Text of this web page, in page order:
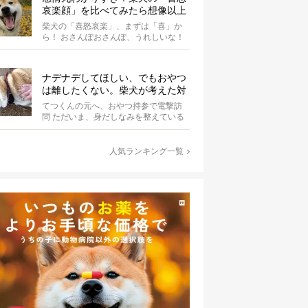
哀楽顔」を比べてみたら想像以上
だった
柴犬の「喜怒哀楽」、まずは「喜」か
ら！ おさんぽおさんぽ、うれしいな！
こちらはお散歩中の一コマです。やっ
ナデナデしてほしい、でもおやつ
は離したくない。柴犬が考えた対
応策が、欲しがりさんすぎて笑え
る【動画】
てつくんの元へ、おやつ持参で電撃訪
問 ただいま、身だしなみを整えている
最中の柴犬てつくん。 そこへ、オーナ
人気ランキング一覧